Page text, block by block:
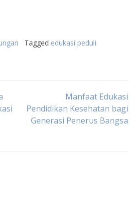
Tagged edukasi peduli
Manfaat Edukasi
Pendidikan Kesehatan bagi
Generasi Penerus Bangsa